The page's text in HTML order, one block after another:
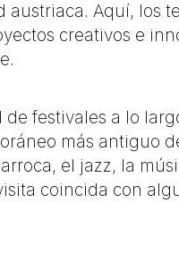
Aquí, los
creativos e
festivales a lo
más antiguo
el jazz, la
coincida con